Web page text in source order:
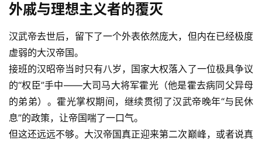
外戚与理想主义者的覆灭
汉武帝去世后，留下了一个外表依然庞大，但内在已经极度
虚弱的大汉帝国。
接班的汉昭帝当时只有八岁，国家大权落入了一位极具争议
的“权臣”手中——大司马大将军霍光（他是霍去病同父异母
的弟弟）。霍光掌权期间，继续贯彻了汉武帝晚年“与民休
息”的政策，让帝国喘了一口气。
但这还远远不够。大汉帝国真正迎来第二次巅峰，或者说真